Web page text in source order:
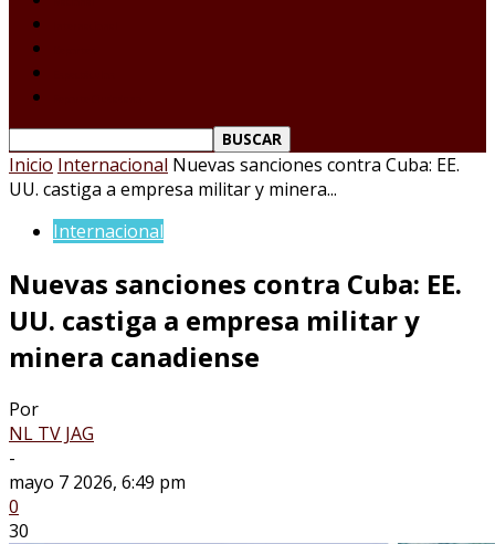
Inicio Internacional Nuevas sanciones contra Cuba: EE.
UU. castiga a empresa militar y minera...
Internacional
Nuevas sanciones contra Cuba: EE.
UU. castiga a empresa militar y
minera canadiense
Por
NL TV JAG
-
mayo 7 2026, 6:49 pm
0
30